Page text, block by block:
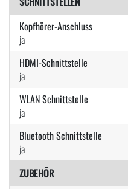
Kopfhörer-Anschluss
ja
HDMI-Schnittstelle
ja
WLAN Schnittstelle
ja
Bluetooth Schnittstelle
ja
ZUBEHÖR